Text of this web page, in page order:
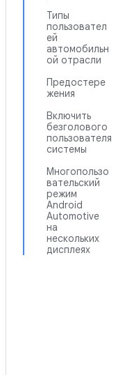
Типы
пользовател
ей
автомобильн
ой отрасли
Предостере
жения
Включить
безголового
пользователя
системы
Многопользо
вательский
режим
Android
Automotive
на
нескольких
дисплеях